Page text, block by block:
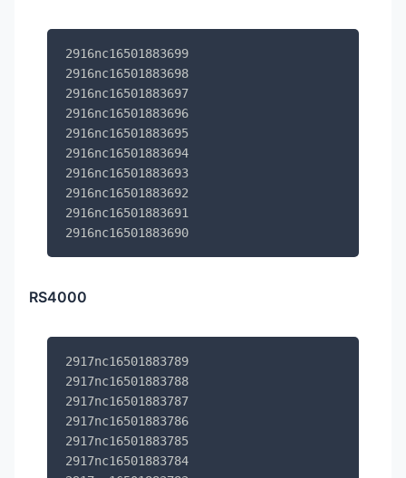
2916nc16501883699
2916nc16501883698
2916nc16501883697
2916nc16501883696
2916nc16501883695
2916nc16501883694
2916nc16501883693
2916nc16501883692
2916nc16501883691
2916nc16501883690
RS4000
2917nc16501883789
2917nc16501883788
2917nc16501883787
2917nc16501883786
2917nc16501883785
2917nc16501883784